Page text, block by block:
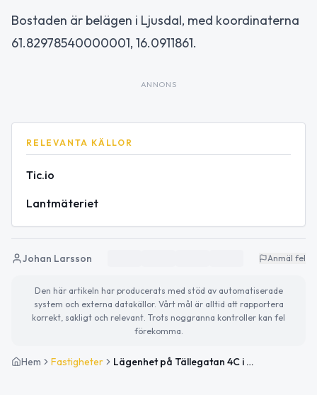
Bostaden är belägen i Ljusdal, med koordinaterna
61.82978540000001, 16.0911861.
ANNONS
RELEVANTA KÄLLOR
Tic.io
Lantmäteriet
Johan Larsson Anmäl fel
Den här artikeln har producerats med stöd av automatiserade
system och externa datakällor. Vårt mål är alltid att rapportera
korrekt, sakligt och relevant. Trots noggranna kontroller kan fel
förekomma.
Hem Fastigheter Lägenhet på Tällegatan 4C i Ljusdal såld för 425 000kr